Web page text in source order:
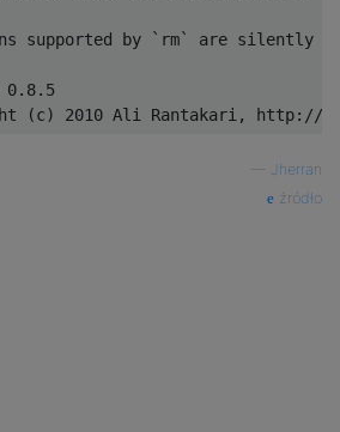
supported by `rm` are silently
0.8. 5
(c) 2010 Ali Rantakari , http://
Jherran
źródło